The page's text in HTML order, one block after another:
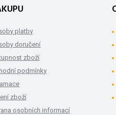
platby
doručení
zboží
podmínky
zboží
osobních informací